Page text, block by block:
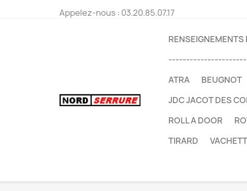
Appelez-nous : 03.20.85.07.17
ATRA
BEUGNOT
JDC JACOT DES
ROLL A DOOR
TIRARD